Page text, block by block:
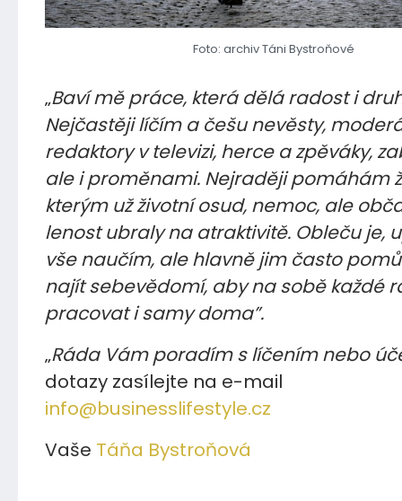
Foto: archiv Táni Bystroňové
„Baví mě práce, která dělá radost i
Nejčastěji líčím a češu nevěsty,
redaktory v televizi, herce a zpěváky,
ale i proměnami. Nejraději pomáhám
kterým už životní osud, nemoc, ale
lenost ubraly na atraktivitě. Obleču je,
vše naučím, ale hlavně jim často
najít sebevědomí, aby na sobě každé
pracovat i samy doma”.
„Ráda Vám poradím s líčením nebo
dotazy zasílejte na e-mail
info@businesslifestyle.cz
Vaše Táňa Bystroňová